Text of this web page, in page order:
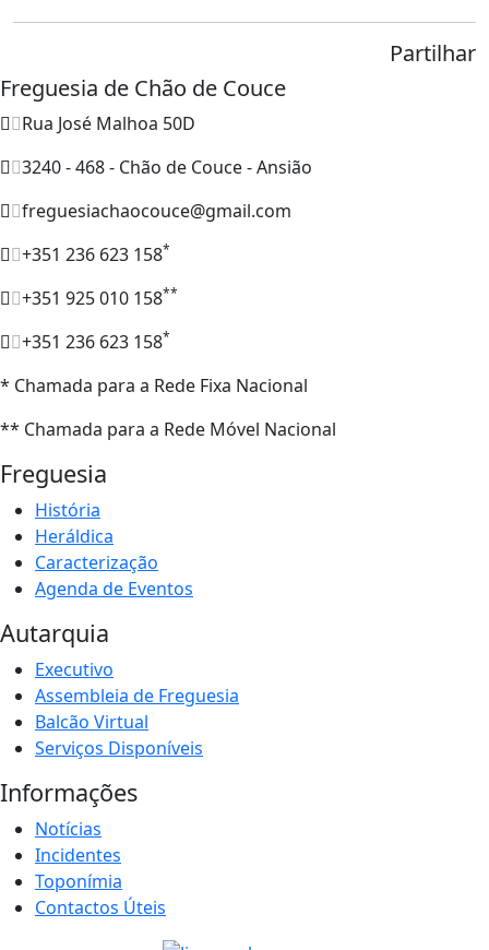
Partilhar
Freguesia de Chão de Couce
Rua José Malhoa 50D
3240 - 468 - Chão de Couce - Ansião
freguesiachaocouce@gmail.com
+351 236 623 158*
+351 925 010 158**
+351 236 623 158*
* Chamada para a Rede Fixa Nacional
** Chamada para a Rede Móvel Nacional
Freguesia
História
Heráldica
Caracterização
Agenda de Eventos
Autarquia
Executivo
Assembleia de Freguesia
Balcão Virtual
Serviços Disponíveis
Informações
Notícias
Incidentes
Toponímia
Contactos Úteis